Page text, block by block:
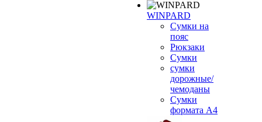
WINPARD
Сумки на
пояс
Рюкзаки
Сумки
сумки
дорожные/
чемоданы
Сумки
формата А4